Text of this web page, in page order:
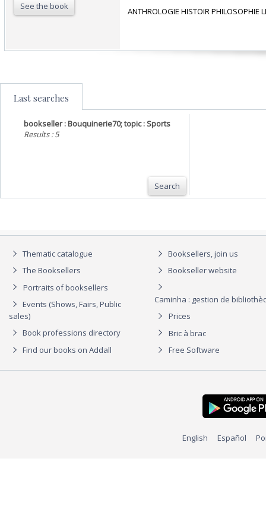
See the book
ANTHROLOGIE HISTOIR PHILOSOPHIE
Last searches
bookseller : Bouquinerie70; topic : Sports
Results : 5
Search
Thematic catalogue
The Booksellers
Portraits of booksellers
Events (Shows, Fairs, Public
sales)
Book professions directory
Find our books on Addall
Booksellers, join us
Bookseller website
Caminha : gestion de
Prices
Bric à brac
Free Software
English Español